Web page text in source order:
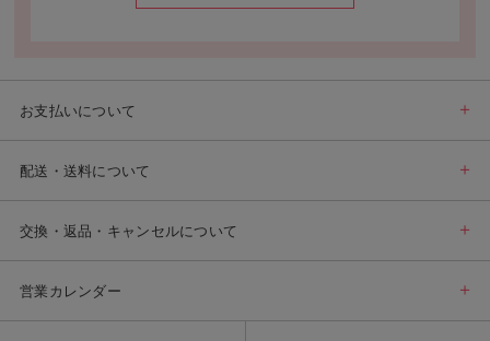
お支払いについて
配送・送料について
交換・返品・キャンセルについて
営業カレンダー